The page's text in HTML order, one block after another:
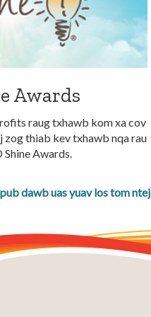
Awards
raug txhawb kom xa cov
zog thiab kev txhawb nqa rau
Shine Awards.
dawb uas yuav los tom ntej